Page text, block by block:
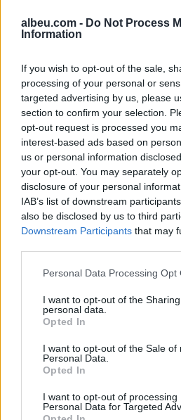
albeu.com - Do Not Process
Information
If you wish to opt-out of the sale,
processing of your personal or
targeted advertising by us, please
section to confirm your selection.
opt-out request is processed you
interest-based ads based on
us or personal information
your opt-out. You may separately
disclosure of your personal
IAB’s list of downstream
also be disclosed by us to third
Downstream Participants that may
Personal Data Processing Opt
I want to opt-out of the
personal data.
Opted In
I want to opt-out of the Sale of
Personal Data.
Opted In
I want to opt-out of processing
Personal Data for Targeted
Berisha
kriminale
Esim for Global
Esim for USA Esim for Italy
for Turkey|Esim for Germany|